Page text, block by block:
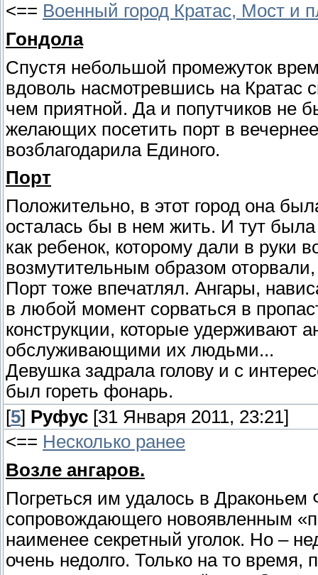
<== Военный город Кратас, Мост и
Гондола
Спустя небольшой промежуток
вдоволь насмотревшись на Кратас
чем приятной. Да и попутчиков не
желающих посетить порт в
возблагодарила Единого.
Порт
Положительно, в этот город она
осталась бы в нем жить. И тут
как ребенок, которому дали в руки
возмутительным образом
Порт тоже впечатлял. Ангары,
в любой момент сорваться в
конструкции, которые удерживают
обслуживающими их людьми...
Девушка задрала голову и с
был гореть фонарь.
[5] Руфус [31 Января 2011, 23:21]
<== Несколько ранее
Возле ангаров.
Погреться им удалось в Драконьем
сопровождающего новоявленным
наименее секретный уголок. Но –
очень недолго. Только на то